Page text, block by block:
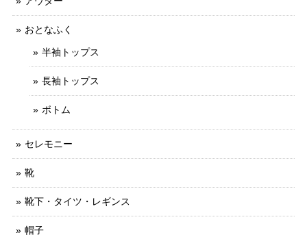
おとなふく
半袖トップス
長袖トップス
ボトム
セレモニー
靴
靴下・タイツ・レギンス
帽子